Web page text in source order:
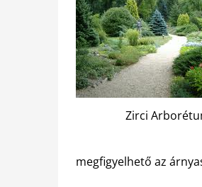
Zirci
megfigyelhető az